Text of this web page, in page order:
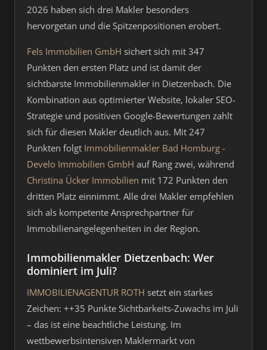
2026 haben sich drei Makler besonders
hervorgetan und die Spitzenpositionen erobert.
Fels Immobilien GmbH sichert sich mit 347
Punkten den ersten Platz und ist damit der
sichtbarste Immobilienmakler in Dietzenbach. Die
Kombination aus optimierter Website, lokaler SEO-
Strategie und positiven Google-Bewertungen zahlt
sich für diesen Makler deutlich aus. Mit 247
Punkten folgt Immobilienmakler Bad Homburg -
Develo Immobilien GmbH auf Rang zwei, während
Christina Ücker Immobilien mit 172 Punkten den
dritten Platz einnimmt. Alle drei Makler empfehlen
sich als kompetente Ansprechpartner für
Immobilienangelegenheiten in der Region.
Immobilienmakler Dietzenbach: Wer
dominiert im Juli?
IMMOBILIENAGENTUR ROTH setzt ein starkes
Zeichen: ++35 Punkte Sichtbarkeits-Zuwachs im Juli
– das ist eine beachtliche Leistung. Im
wettbewerbsintensiven Maklermarkt von